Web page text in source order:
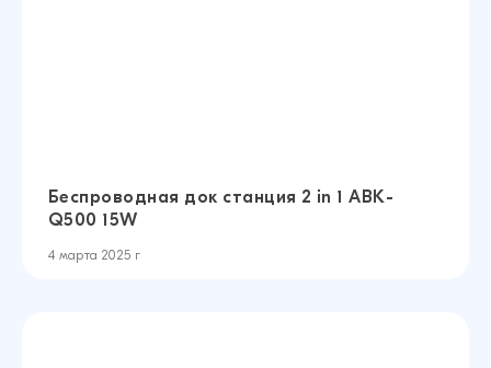
Беспроводная док станция 2 in 1 ABK-
Q500 15W
4 марта 2025 г